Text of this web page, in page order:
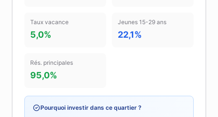
Taux vacance
5,0%
Jeunes 15-29 ans
22,1%
Rés. principales
95,0%
Pourquoi investir dans ce quartier ?